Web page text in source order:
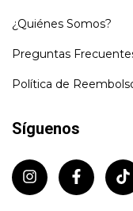
¿Quiénes Somos?
Preguntas
Política de
Síguenos